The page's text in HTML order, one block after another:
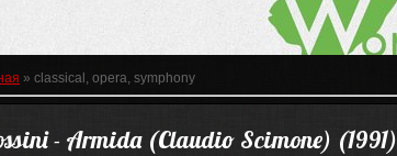
» classical, opera, symphony
- Armida (Claudio Scimone) (1991)